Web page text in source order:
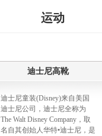
运动
迪士尼高靴
迪士尼童装(Disney)来自美国
迪士尼公司，迪士尼全称为
The Walt Disney Company，取
名自其创始人华特•迪士尼，是